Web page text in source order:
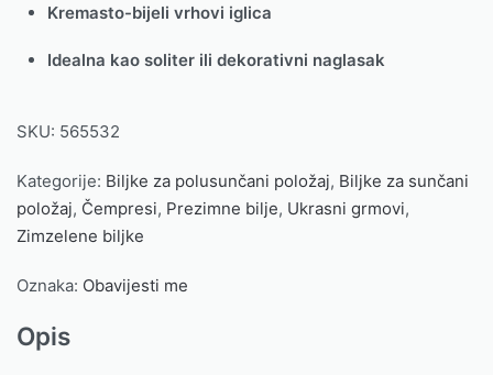
Kremasto-bijeli vrhovi iglica
Idealna kao soliter ili dekorativni naglasak
SKU: 565532
Kategorije: Biljke za polusunčani položaj, Biljke za sunčani
položaj, Čempresi, Prezimne bilje, Ukrasni grmovi,
Zimzelene biljke
Oznaka: Obavijesti me
Opis